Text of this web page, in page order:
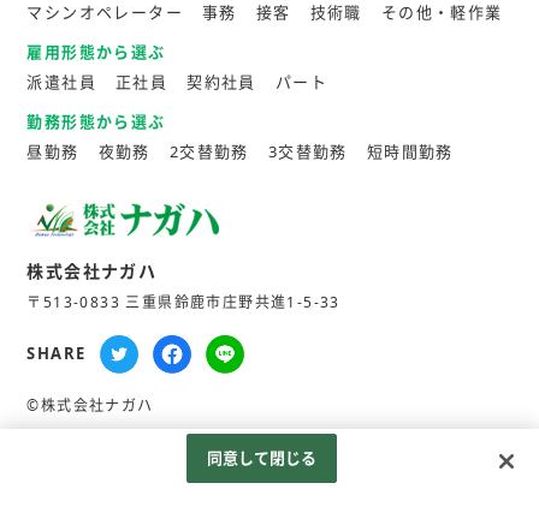
マシンオペレーター
事務 接客 技術職
その他・軽作業
雇用形態から選ぶ
派遣社員
正社員 契約社員
パート
勤務形態から選ぶ
昼勤務
夜勤務 2交替勤務 3交替勤務 短時間勤務
株式会社ナガハ
〒513-0833 三重県鈴鹿市庄野共進1-5-33
SHARE
©株式会社ナガハ
Googleアナリティクスの利用について
同意して閉じる